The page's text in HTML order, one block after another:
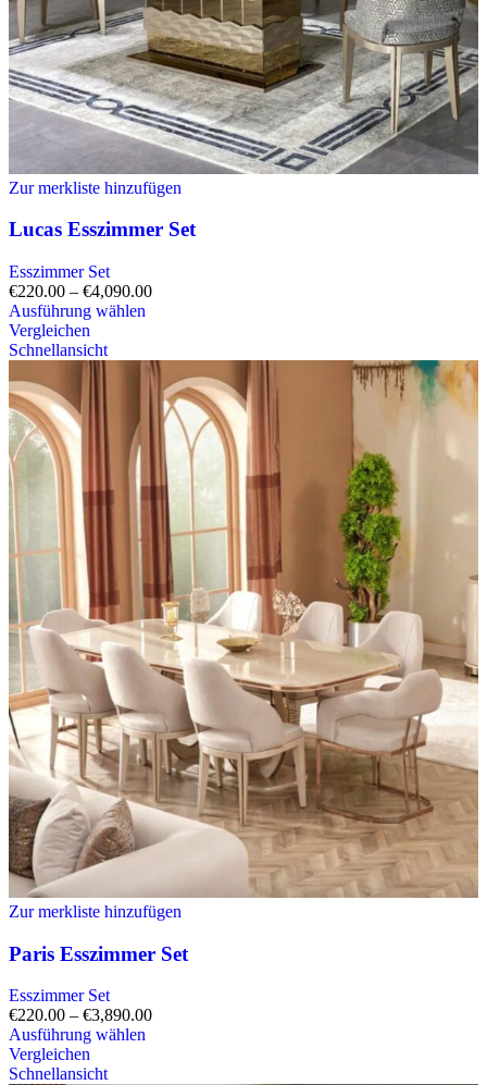
Zur merkliste hinzufügen
Lucas Esszimmer Set
Esszimmer Set
€220.00 – €4,090.00
Ausführung wählen
Vergleichen
Schnellansicht
Zur merkliste hinzufügen
Paris Esszimmer Set
Esszimmer Set
€220.00 – €3,890.00
Ausführung wählen
Vergleichen
Schnellansicht